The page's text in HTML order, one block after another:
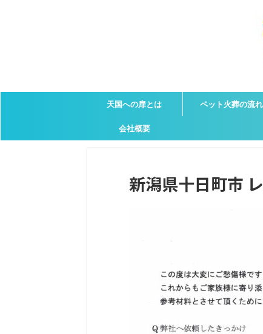
天国への扉とは ペット火葬の流れ
会社概要
新潟県十日町市